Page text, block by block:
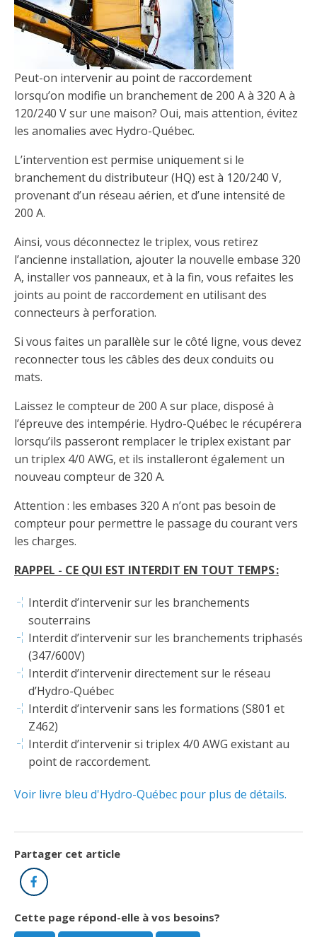
Découvrez notre campagne de
sensibilisation
Trouver un entrepreneur
Déposer une plainte
Faire affaire avec un maître électricien
Comment choisir un entrepreneur électricien
Taux horaires de référence pour des travaux
d’électricité en construction
Attention : Licence obligatoire
Mention Mixité
Outils pratiques
Outils contre les tactiques illégales
Outils pour votre sécurité électrique
Inspection des travaux électriques
Lois et conseils
Travaux bénévoles d'électricité
Inondations
Sinistre
Lois et règlements
Condamnations pour exercice illégal
Découvrir l'espace Entrepreneurs
électriciens
Hydro-Québec
Ce
s’ouvrira
dans
nouvelle
fenêtre
Quiz de la semaine
Avantages et privilèges
pour les membres
Ressources informationnelles
Documents de référence
Identification des véhicules et des documents
Taux horaires de référence pour des travaux
d’électricité en construction
Tarifs et contre-tarifs douaniers
Outils et calculateurs
Petites annonces
Publications
Partenariats
Avantages et privilèges pour les membres
d'investissement CORMEL | SÉCURE
H-Q, Telus et autres partenaires
Découvrir l'espace Devenir
entrepreneur
Service Démarrer une entreprise
Ce
s’ouvrira
dans
nouvelle
fenêtre
Documents
informatifs
Demande de délivrance ou de modification d’une
licence d’entrepreneur
Ressources informationnelles
Calendriers d'examen
Formulaires, guides et autres documents
informatifs
Foire aux questions sur la qualification
Service Démarrer une entreprise
lien
dans
une
nouvelle
fenêtre
Découvrir l'espace La CMEQ
À propos de la CMEQ
Mission et historique
Instances décisionnelles
Comités de la CMEQ
Le personnel de la CMEQ
Rapports annuels de la CMEQ
Lois et règlements
Logo et normes graphiques
Annonceurs (trousse médias)
Événements
Abonnement – E2Q, FLASH INFO et autres
Découvrir l'espace Formation continue
Déclarer mes heures de FCO
Ce
s’ouvrira
dans
nouvelle
fenêtre
Centre d'expertise et de formation
À propos
Offre de formation de la CMEQ
Perfectionnement de la main-d’œuvre
Mars, mois de la formation
Formations continue obligatoire
Obligation de formation des répondants
Suivre et déclarer ses heures de formations
Vidéos sur la formation continue obligatoire (FCO)
répondants
Dispensateurs de formations
Dispensateurs de formations
Demande de validation d’un dispensateur
Demande de reconnaissance d’une formation
Peut-on intervenir au point de raccordement
lorsqu’on modifie un branchement de 200 A à 320 A à
120/240 V sur une maison? Oui, mais attention, évitez
les anomalies avec Hydro-Québec.
L’intervention est permise uniquement si le
branchement du distributeur (HQ) est à 120/240 V,
provenant d’un réseau aérien, et d’une intensité de
200 A.
Ainsi, vous déconnectez le triplex, vous retirez
l’ancienne installation, ajouter la nouvelle embase 320
A, installer vos panneaux, et à la fin, vous refaites les
joints au point de raccordement en utilisant des
connecteurs à perforation.
Si vous faites un parallèle sur le côté ligne, vous devez
reconnecter tous les câbles des deux conduits ou
mats.
Laissez le compteur de 200 A sur place, disposé à
l’épreuve des intempérie. Hydro-Québec le récupérera
lorsqu’ils passeront remplacer le triplex existant par
un triplex 4/0 AWG, et ils installeront également un
nouveau compteur de 320 A.
Attention : les embases 320 A n’ont pas besoin de
compteur pour permettre le passage du courant vers
les charges.
RAPPEL - CE QUI EST INTERDIT EN TOUT TEMPS :
Interdit d’intervenir sur les branchements
souterrains
Interdit d’intervenir sur les branchements triphasés
(347/600V)
Interdit d’intervenir directement sur le réseau
d’Hydro-Québec
Interdit d’intervenir sans les formations (S801 et
Z462)
Interdit d’intervenir si triplex 4/0 AWG existant au
point de raccordement.
Voir livre bleu d'Hydro-Québec pour plus de détails.
Partager cet article
Facebook
Cette page répond-elle à vos besoins?